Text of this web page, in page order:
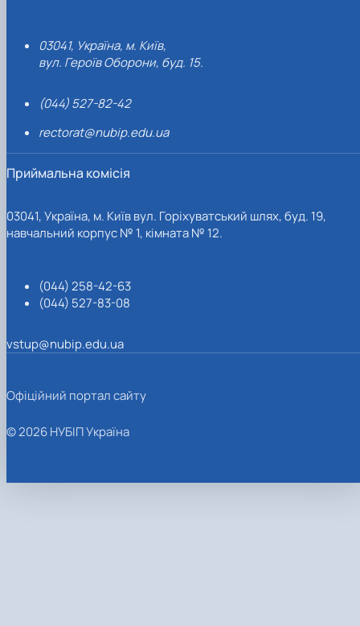
03041, Україна, м. Київ,
вул. Героїв Оборони, буд. 15.
(044) 527-82-42
rectorat@nubip.edu.ua
Приймальна комісія
03041, Україна, м. Київ вул. Горіхуватський шлях, буд. 19,
навчальний корпус № 1, кімната № 12.
(044) 258-42-63
(044) 527-83-08
vstup@nubip.edu.ua
Офіційний портал сайту
© 2026 НУБІП Україна